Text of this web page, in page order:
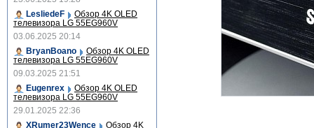
LesliedeF
Обзор 4K OLED
телевизора LG 55EG960V
03.06.2025 20:14
BryanBoano
Обзор 4K OLED
телевизора LG 55EG960V
09.03.2025 21:51
Eugenrex
Обзор 4K OLED
телевизора LG 55EG960V
29.01.2025 22:36
XRumer23Wence
Обзор 4K